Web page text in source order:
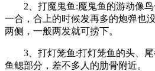
2、打魔鬼鱼:魔鬼鱼的游动像鸟
一合，合上的时候发再多的炮弹也
两侧，一般两发就可捞下。
3、打灯笼鱼:打灯笼鱼的头、尾
鱼鳃部分，差不多人的肋骨附近。